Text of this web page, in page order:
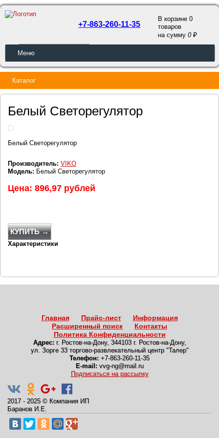
ОБРАТНЫЙ ЗВОНОК
+7-863-260-11-35
В корзине 0
товаров
на сумму0
Меню
Каталог
Белый Светорегулятор
Белый Светорегулятор
Производитель: VIKO
Модель: Белый Светорегулятор
Цена: 896,97 рублей
КУПИТЬ →
Характеристики
Главная Прайс-лист
Информация
Расширенный поиск
Контакты
Политика Конфиденциальности
Адрес: г. Ростов-на-Дону, 344103 г. Ростов-на-Дону,
ул. Зорге 33 торгово-развлекательный центр "Талер"
Телефон: +7-863-260-11-35
E-mail: vvg-ng@mail.ru
Подписаться на рассылку
2017 - 2025 © Компания ИП
Баранов И.Е.